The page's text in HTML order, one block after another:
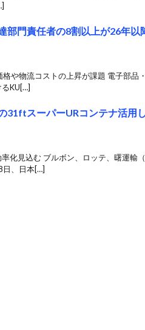
部門責任者の8割以上が26年以
や物流コストの上昇が課題 電子部品
KU[…]
31ftスーパーURコンテナ活用
化見込む ブルボン、ロッテ、曙運輸
日、日本[…]